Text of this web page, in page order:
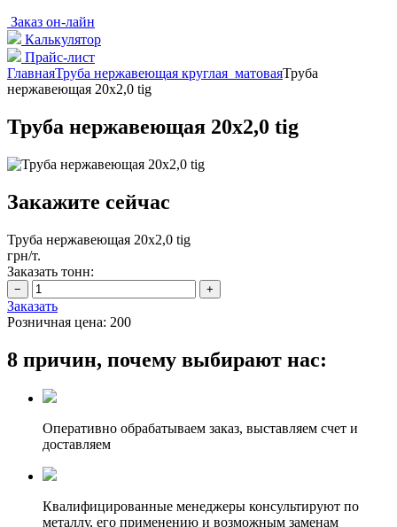
Заказ он-лайн
Калькулятор
Прайс-лист
ГлавнаяТруба нержавеющая круглая матоваяТруба
нержавеющая 20х2,0 tig
Труба нержавеющая 20х2,0 tig
Закажите сейчас
Труба нержавеющая 20х2,0 tig
грн/т.
Заказать тонн:
Заказать
Розничная цена: 200
8 причин, почему выбирают нас:
Оперативно обрабатываем заказ, выставляем счет и
доставляем
Квалифицированные менеджеры консультируют по
металлу, его применению и возможным заменам